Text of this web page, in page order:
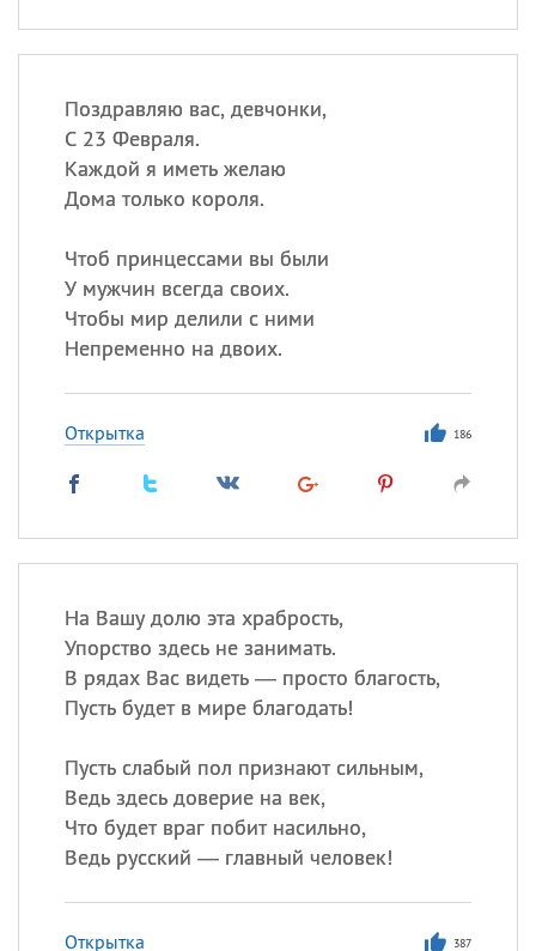
Поздравляю вас, девчонки,
С 23 Февраля.
Каждой я иметь желаю
Дома только короля.
Чтоб принцессами вы были
У мужчин всегда своих.
Чтобы мир делили с ними
Непременно на двоих.
Открытка 186
На Вашу долю эта храбрость,
Упорство здесь не занимать.
В рядах Вас видеть — просто благость,
Пусть будет в мире благодать!
Пусть слабый пол признают сильным,
Ведь здесь доверие на век,
Что будет враг побит насильно,
Ведь русский — главный человек!
Открытка 387